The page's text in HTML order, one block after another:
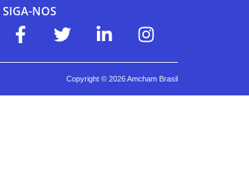
SIGA-NOS
Copyright © 2026Amcham Brasil